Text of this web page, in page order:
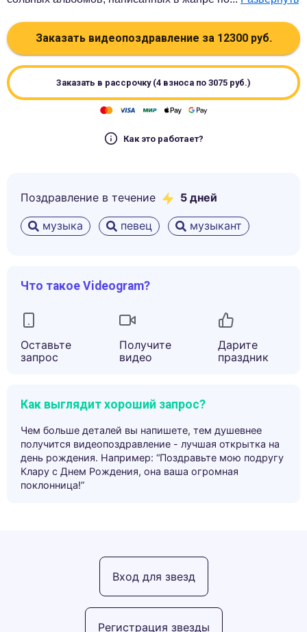
Заказать видеопоздравление за 12300руб.
Заказать в рассрочку (4 взноса по 3075 руб.)
Как это работает?
Поздравление в течение 5 дней
музыка певец музыкант
Что такое Videogram?
Оставьте
запрос
Получите
видео
Дарите
праздник
Как выглядит хороший запрос?
Чем больше деталей вы напишете, тем душевнее
получится видеопоздравление - лучшая открытка на
день рождения. Например: “Поздравьте мою подругу
Клару с Днем Рождения, она ваша огромная
поклонница!”
Регистрация звезды
Вход для звезд